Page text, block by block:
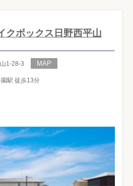
クボックス日野西平山
1-28-3
駅 徒歩13分